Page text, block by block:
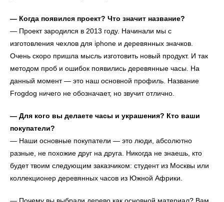
— Когда появился проект? Что значит название?
— Проект зародился в 2013 году. Начинали мы с
изготовления чехлов для iphone и деревянных значков.
Очень скоро пришла мысль изготовить новый продукт. И так
методом проб и ошибок появились деревянные часы. На
данный момент — это наш основной профиль. Название
Frogdog ничего не обозначает, но звучит отлично.
— Для кого вы делаете часы и украшения? Кто ваши
покупатели?
— Наши основные покупатели — это люди, абсолютно
разные, не похожие друг на друга. Никогда не знаешь, кто
будет твоим следующим заказчиком: студент из Москвы или
коллекционер деревянных часов из Южной Африки.